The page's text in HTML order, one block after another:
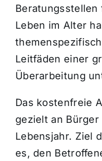
Leben im Alter
Leitfäden einer
Überarbeitung
Das kostenfreie
gezielt an Bürger
Lebensjahr. Ziel
es, den